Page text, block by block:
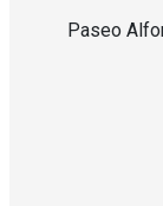
Paseo